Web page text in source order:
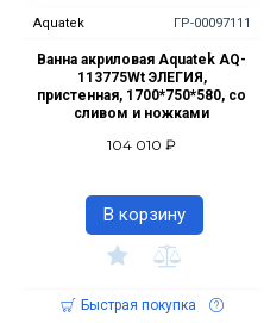
Aquatek ГР-00097111
Ванна акриловая Aquatek AQ-
113775Wt ЭЛЕГИЯ,
пристенная, 1700*750*580, со
сливом и ножками
104 010 ₽
В корзину
Быстрая покупка